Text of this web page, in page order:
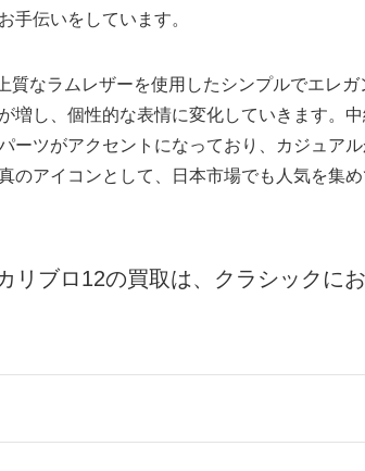
手伝いをしています。
質なラムレザーを使用したシンプルでエレ
増し、個性的な表情に変化していきます。
ーツがアクセントになっており、カジュア
のアイコンとして、日本市場でも人気を集め
リブロ12の買取は、クラシックに